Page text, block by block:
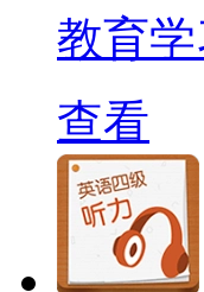
教育学
查看